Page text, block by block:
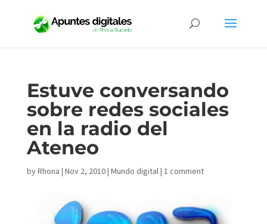
Estuve conversando
sobre redes sociales
en la radio del
Ateneo
byRhona | Nov 2, 2010| Mundo digital| 1 comment